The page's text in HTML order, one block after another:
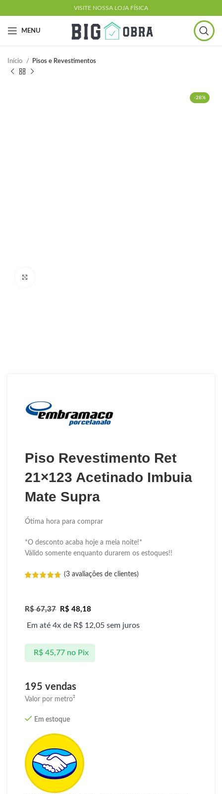
VISITE NOSSA LOJA FÍSICA
MENU
Início Pisos e Revestimentos
-28%
Piso Revestimento Ret
21×123 Acetinado Imbuia
Mate Supra
Ótima hora para comprar
*O desconto acaba hoje a meia noite!*
Válido somente enquanto durarem os estoques!!
(3 avaliações de clientes)
R$67,37 R$ 48,18
Em até 4x de R$ 12,05 sem juros
R$45,77 no Pix
195 vendas
Valor por metro²
Em estoque